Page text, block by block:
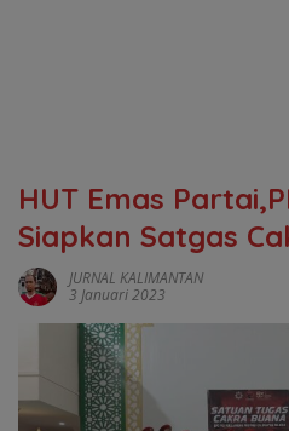
HUT Emas
Siapkan Satgas
JURNAL KALIMANTAN
3 Januari 2023